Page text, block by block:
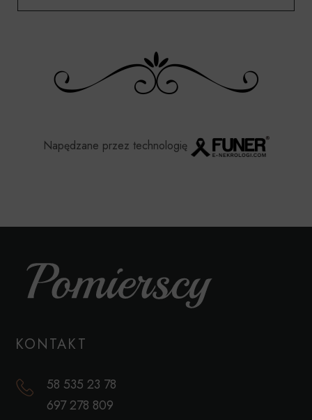
Napędzane przez technologię
KONTAKT
58 535 23 78
697 278 809